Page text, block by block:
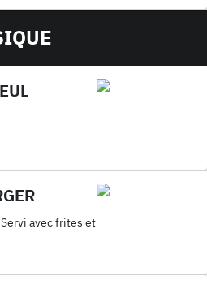
avec frites et